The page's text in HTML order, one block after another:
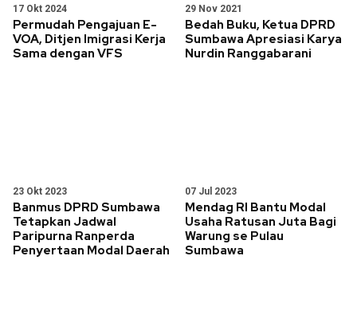
17 Okt 2024
Permudah Pengajuan E-
VOA, Ditjen Imigrasi Kerja
Sama dengan VFS
29 Nov 2021
Bedah Buku, Ketua DPRD
Sumbawa Apresiasi Karya
Nurdin Ranggabarani
23 Okt 2023
Banmus DPRD Sumbawa
Tetapkan Jadwal
Paripurna Ranperda
Penyertaan Modal Daerah
07 Jul 2023
Mendag RI Bantu Modal
Usaha Ratusan Juta Bagi
Warung se Pulau
Sumbawa